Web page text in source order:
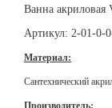
Ванна акриловая
Артикул: 2-01-0-
Материал:
Сантехнический
Производитель: